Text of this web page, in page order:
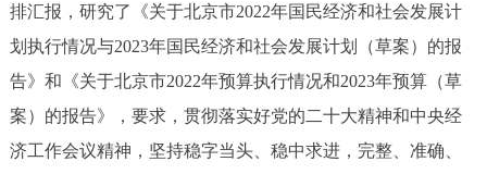
多语种
한국어
排汇报，研究了《关于北京市2022年国民经济和社会发展计
划执行情况与2023年国民经济和社会发展计划（草案）的报
告》和《关于北京市2022年预算执行情况和2023年预算（草
案）的报告》，要求，贯彻落实好党的二十大精神和中央经
济工作会议精神，坚持稳字当头、稳中求进，完整、准确、